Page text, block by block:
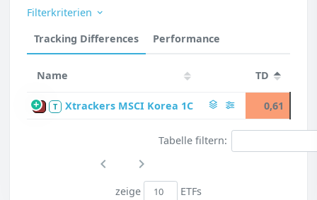
Filterkriterien
Tracking Differences
Performance
Name TD
P T Xtrackers MSCI Korea 1C 0,61
Tabelle filtern:
zeige ETFs